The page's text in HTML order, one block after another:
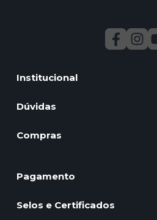
Institucional
Dúvidas
Compras
Pagamento
Selos e Certificados